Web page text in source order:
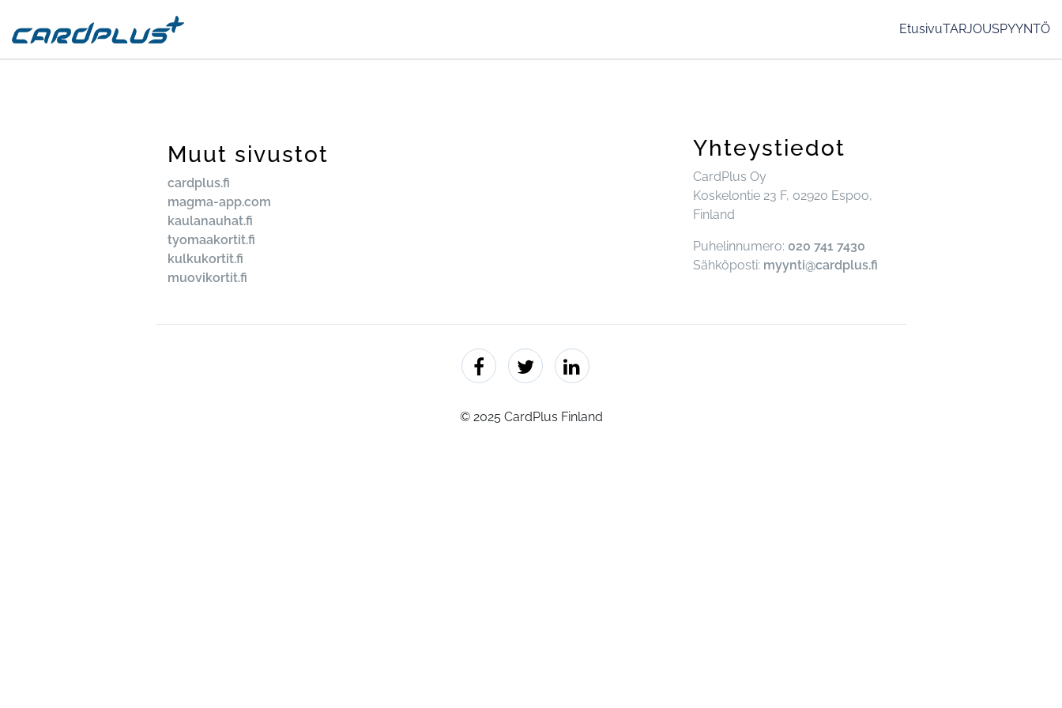
EtusivuTARJOUSPYYNTÖ
Muut sivustot
cardplus.fi
magma-app.com
kaulanauhat.fi
tyomaakortit.fi
kulkukortit.fi
muovikortit.fi
Yhteystiedot
CardPlus Oy
Koskelontie 23 F, 02920 Espoo,
Finland
Puhelinnumero: 020 741 7430
Sähköposti: myynti@cardplus.fi
© 2025 CardPlus Finland